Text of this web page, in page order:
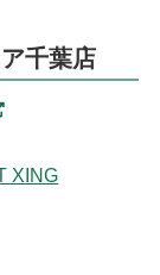
千葉店
XING